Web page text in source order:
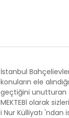
İstanbul
konuların ele
geçtiğini unutturan
MEKTEBİ olarak
i Nur Külliyatı 'ndan